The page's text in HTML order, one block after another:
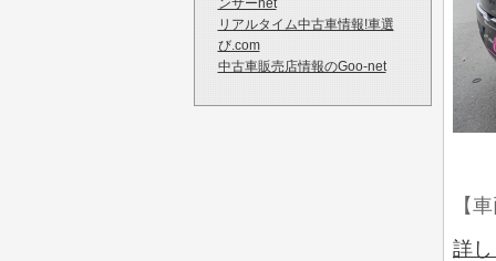
ンサーnet
リアルタイム中古車情報!車選
び.com
中古車販売店情報のGoo-net
【
詳